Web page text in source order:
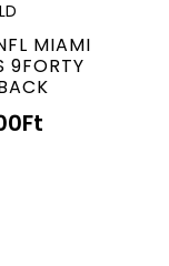
MIAMI
9FORTY
Ft